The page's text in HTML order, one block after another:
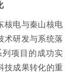
核电与秦山核电
术研发与系统落
项目的成功实
技成果转化的重